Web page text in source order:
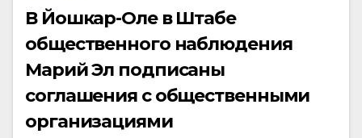
В Йошкар-Оле в Штабе
общественного наблюдения
Марий Эл подписаны
соглашения с общественными
организациями